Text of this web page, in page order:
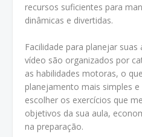
recursos suficientes para
dinâmicas e divertidas.
Facilidade para planejar
vídeo são organizados por
as habilidades motoras, o
planejamento mais simples
escolher os exercícios que
objetivos da sua aula,
na preparação.